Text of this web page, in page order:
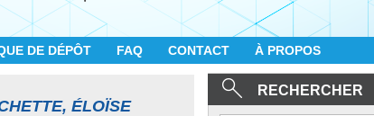
DE DÉPÔT FAQ CONTACT À PROPOS
ÉLOÏSE
RECHERCHER